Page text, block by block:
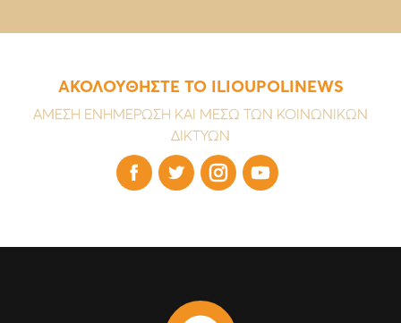
ΑΚΟΛΟΥΘΗΣΤΕ ΤΟ ILIOUPOLINEWS
ΑΜΕΣΗ ΕΝΗΜΕΡΩΣΗ ΚΑΙ ΜΕΣΩ ΤΩΝ ΚΟΙΝΩΝΙΚΩΝ
ΔΙΚΤΥΩΝ
   